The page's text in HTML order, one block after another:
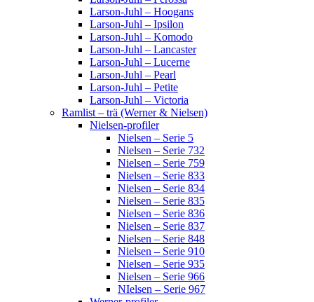
Larson-Juhl – Hoogans
Larson-Juhl – Ipsilon
Larson-Juhl – Komodo
Larson-Juhl – Lancaster
Larson-Juhl – Lucerne
Larson-Juhl – Pearl
Larson-Juhl – Petite
Larson-Juhl – Victoria
Ramlist – trä (Werner & Nielsen)
Nielsen-profiler
Nielsen – Serie 5
Nielsen – Serie 732
Nielsen – Serie 759
Nielsen – Serie 833
Nielsen – Serie 834
Nielsen – Serie 835
Nielsen – Serie 836
Nielsen – Serie 837
Nielsen – Serie 848
Nielsen – Serie 910
Nielsen – Serie 935
Nielsen – Serie 966
NIelsen – Serie 967